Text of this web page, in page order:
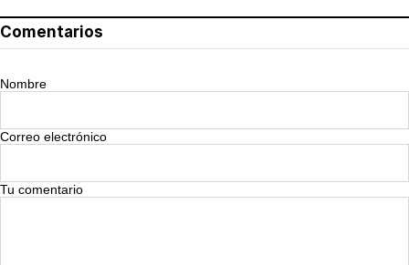
Comentarios
Nombre
Correo electrónico
Tu comentario